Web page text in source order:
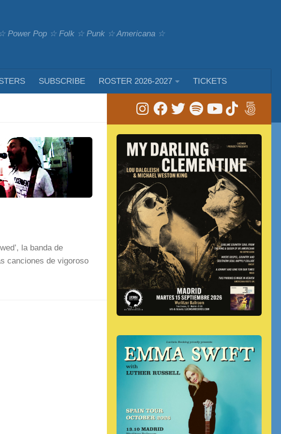
☆ Power Pop ☆ Folk ☆ Punk ☆ Americana ☆
SUBSCRIBE ROSTER 2026-2027 TICKETS
la banda de
canciones de vigoroso